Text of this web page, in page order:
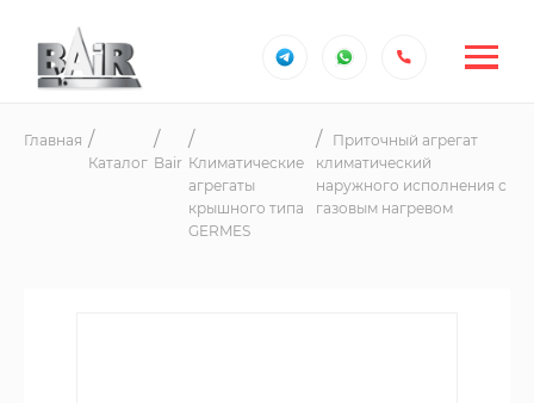
Главная
Каталог Bair Климатические
агрегаты
крышного типа
GERMES
Приточный агрегат
климатический
наружного исполнения с
газовым нагревом